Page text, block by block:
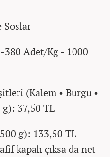
Soslar
380 Adet/Kg - 1000
(Kalem • Burgu •
37,50 TL
g): 133,50 TL
kapalı çıksa da net